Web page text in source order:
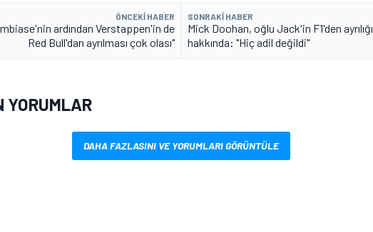
ÖNCEKI HABER
ardından Verstappen'in de
Red Bull'dan ayrılması çok olası"
SONRAKI HABER
Mick Doohan, oğlu Jack'in F1'den ayrılığı
hakkında: "Hiç adil değildi"
YORUMLAR
DAHA FAZLASINI VE YORUMLARI GÖRÜNTÜLE